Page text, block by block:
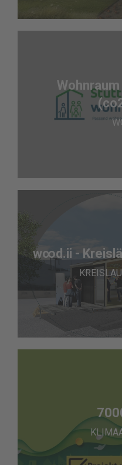
w∞d.ii -